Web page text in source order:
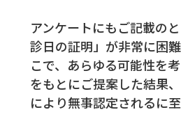
アンケートにもご記載の
診日の証明」が非常に困
こで、あらゆる可能性を
をもとにご提案した結果
により無事認定されるに至